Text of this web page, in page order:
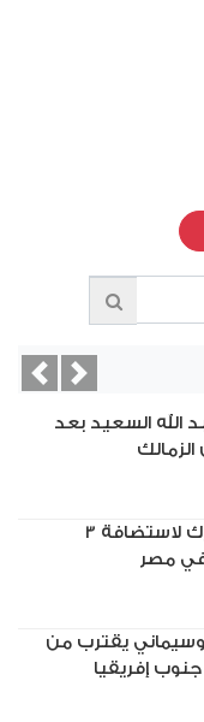
الله السعيد بعد
اتحاد الكرة يتحرك لاستضافة 3
في مصر
يقترب من
إفريقيا
Next